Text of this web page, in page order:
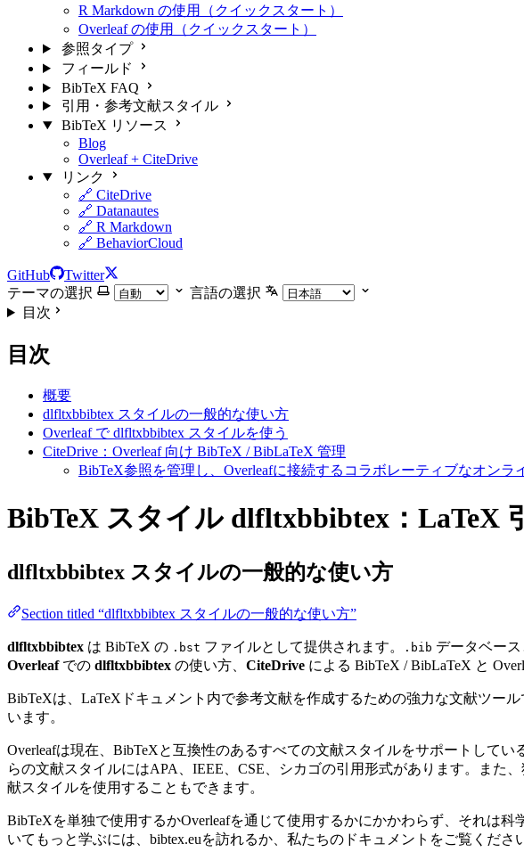
R Markdown の使用（クイックスタート）
Overleaf の使用（クイックスタート）
参照タイプ
フィールド
BibTeX FAQ
引用・参考文献スタイル
BibTeX リソース
Blog
Overleaf + CiteDrive
リンク
🔗 CiteDrive
🔗 Datanautes
🔗 R Markdown
🔗 BehaviorCloud
GitHub
Twitter
テーマの選択
言語の選択
目次
目次
概要
dlfltxbbibtex スタイルの一般的な使い方
Overleaf で dlfltxbbibtex スタイルを使う
CiteDrive：Overleaf 向け BibTeX / BibLaTeX 管理
BibTeX参照を管理し、Overleafに接続するコラボレーティブなオンラ
BibTeX スタイル dlfltxbbibtex：LaTeX
dlfltxbbibtex スタイルの一般的な使い方
Section titled “dlfltxbbibtex スタイルの一般的な使い方”
dlfltxbbibtex は BibTeX の .bst ファイルとして提供されます。 .bib データベー
Overleafでの dlfltxbbibtex の使い方、 CiteDrive による BibTeX / BibLaTeX と
BibTeXは、LaTeXドキュメント内で参考文献を作成するための強力な文献ツー
います。
Overleafは現在、BibTeXと互換性のあるすべての文献スタイルをサポートして
らの文献スタイルにはAPA、IEEE、CSE、シカゴの引用形式があります。ま
献スタイルを使用することもできます。
BibTeXを単独で使用するかOverleafを通じて使用するかにかかわらず、それは
いてもっと学ぶには、bibtex.euを訪れるか、私たちのドキュメントをご覧くださ